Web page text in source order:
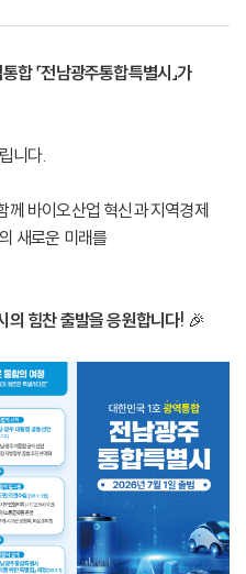
합 「전남광주통합특별시」가
니다.
바이오산업 혁신과 지역경제
새로운 미래를
의 힘찬 출발을 응원합니다! 🎉